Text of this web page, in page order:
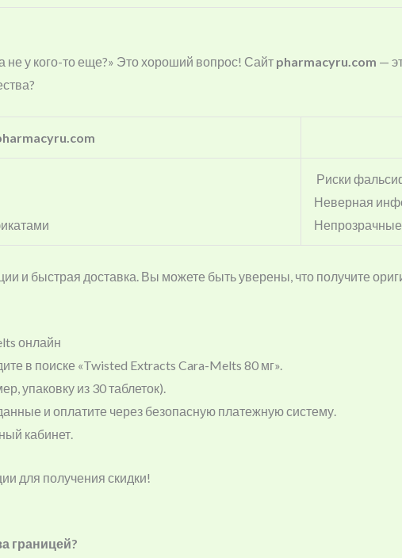
не у кого-то еще?» Это хороший вопрос! Сайт pharmacyru.com —
Риски
Неверная
Непрозрачные
и быстрая доставка. Вы можете быть уверены, что получите
онлайн
в поиске «Twisted Extracts Cara-Melts 80 мг».
упаковку из 30 таблеток).
и оплатите через безопасную платежную систему.
кабинет.
для получения скидки!
границей?